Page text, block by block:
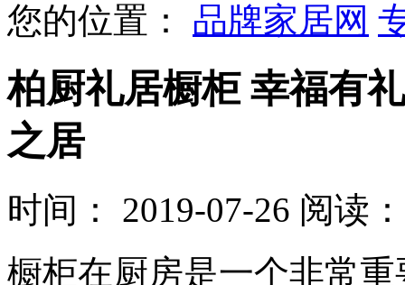
您的位置： 品牌家居网
柏厨礼居橱柜 幸福有
之居
时间： 2019-07-26 阅读
橱柜在厨房是一个非常